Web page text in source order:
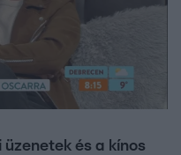
és a kínos